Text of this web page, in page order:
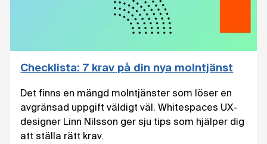
Checklista: 7 krav på din nya molntjänst
Det finns en mängd molntjänster som löser en
avgränsad uppgift väldigt väl. Whitespaces UX-
designer Linn Nilsson ger sju tips som hjälper dig
att ställa rätt krav.